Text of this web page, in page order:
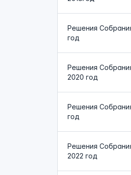
Решения
год
Решения
2020 год
Решения
год
Решения
2022 год